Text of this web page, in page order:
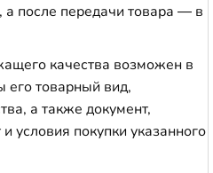
а после передачи товара — в
качества возможен в
его товарный вид,
а также документ,
условия покупки указанного